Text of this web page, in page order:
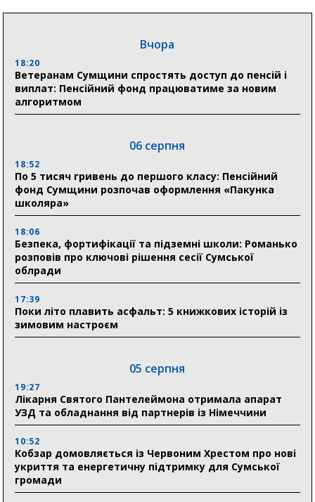
Вчора
18:20
Ветеранам Сумщини спростять доступ до пенсій і
виплат: Пенсійний фонд працюватиме за новим
алгоритмом
06 серпня
18:52
По 5 тисяч гривень до першого класу: Пенсійний
фонд Сумщини розпочав оформлення «Пакунка
школяра»
18:06
Безпека, фортифікації та підземні школи: Романько
розповів про ключові рішення сесії Сумської
облради
17:39
Поки літо плавить асфальт: 5 книжкових історій із
зимовим настроєм
05 серпня
19:27
Лікарня Святого Пантелеймона отримала апарат
УЗД та обладнання від партнерів із Німеччини
10:52
Кобзар домовляється із Червоним Хрестом про нові
укриття та енергетичну підтримку для Сумської
громади